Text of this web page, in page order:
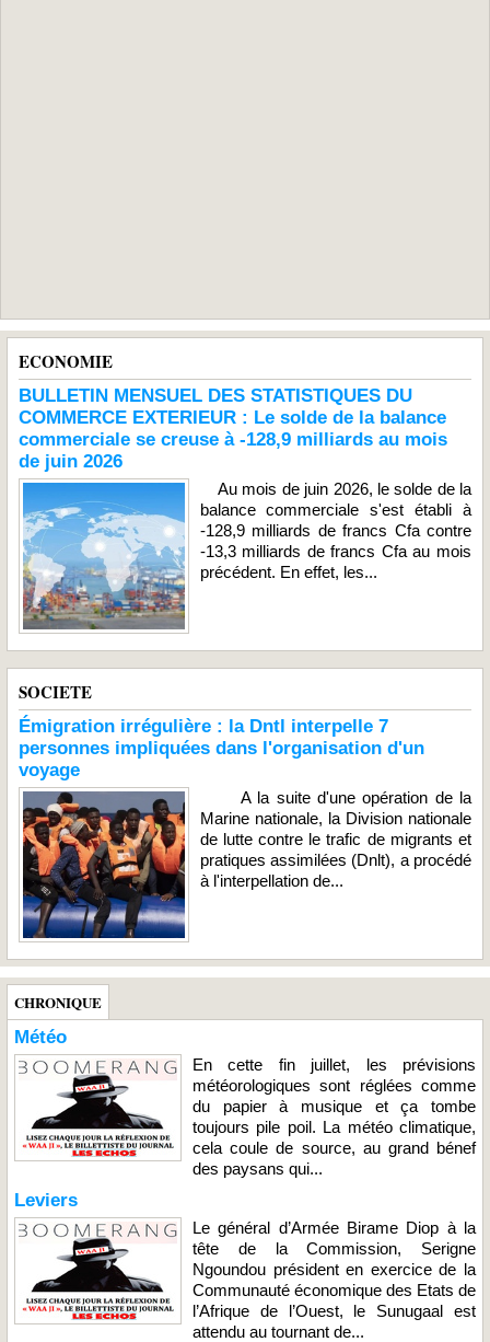
ECONOMIE
BULLETIN MENSUEL DES STATISTIQUES DU
COMMERCE EXTERIEUR : Le solde de la balance
commerciale se creuse à -128,9 milliards au mois
de juin 2026
Au mois de juin 2026, le solde de la
balance commerciale s'est établi à
-128,9 milliards de francs Cfa contre
-13,3 milliards de francs Cfa au mois
précédent. En effet, les...
SOCIETE
Émigration irrégulière : la Dntl interpelle 7
personnes impliquées dans l'organisation d'un
voyage
A la suite d'une opération de la
Marine nationale, la Division nationale
de lutte contre le trafic de migrants et
pratiques assimilées (Dnlt), a procédé
à l'interpellation de...
CHRONIQUE
Météo
En cette fin juillet, les prévisions
météorologiques sont réglées comme
du papier à musique et ça tombe
toujours pile poil. La météo climatique,
cela coule de source, au grand bénef
des paysans qui...
Leviers
Le général d’Armée Birame Diop à la
tête de la Commission, Serigne
Ngoundou président en exercice de la
Communauté économique des Etats de
l’Afrique de l’Ouest, le Sunugaal est
attendu au tournant de...